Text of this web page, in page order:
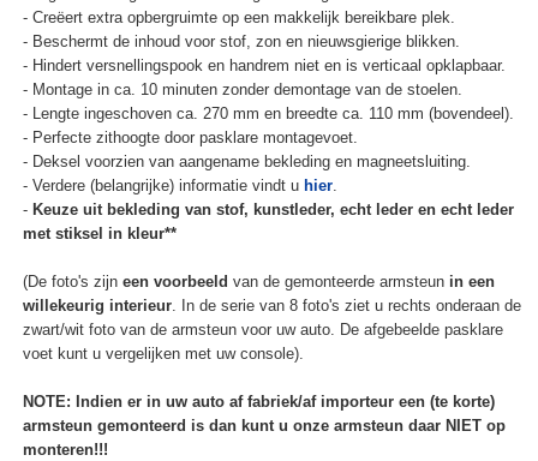
- Creëert extra opbergruimte op een makkelijk bereikbare plek.
- Beschermt de inhoud voor stof, zon en nieuwsgierige blikken.
- Hindert versnellingspook en handrem niet en is verticaal opklapbaar.
- Montage in ca. 10 minuten zonder demontage van de stoelen.
- Lengte ingeschoven ca. 270 mm en breedte ca. 110 mm (bovendeel).
- Perfecte zithoogte door pasklare montagevoet.
- Deksel voorzien van aangename bekleding en magneetsluiting.
- Verdere (belangrijke) informatie vindt u hier.
- Keuze uit bekleding van stof, kunstleder, echt leder en echt leder
met stiksel in kleur**
(De foto's zijn een voorbeeld van de gemonteerde armsteun in een
willekeurig interieur. In de serie van 8 foto's ziet u rechts onderaan de
zwart/wit foto van de armsteun voor uw auto. De afgebeelde pasklare
voet kunt u vergelijken met uw console).
NOTE: Indien er in uw auto af fabriek/af importeur een (te korte)
armsteun gemonteerd is dan kunt u onze armsteun daar NIET op
monteren!!!